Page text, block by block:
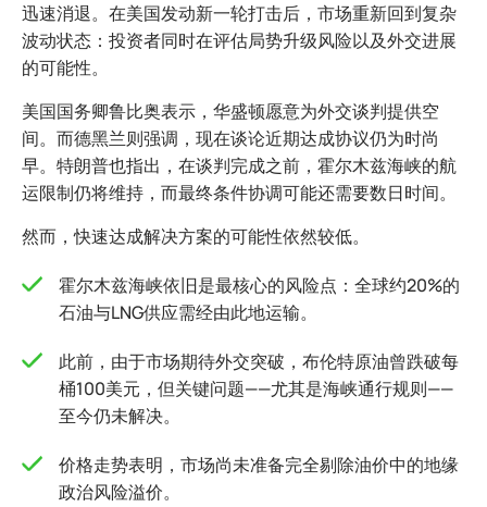
迅速消退。在美国发动新一轮打击后，市场重新回到复杂
波动状态：投资者同时在评估局势升级风险以及外交进展
的可能性。
美国国务卿鲁比奥表示，华盛顿愿意为外交谈判提供空
间。而德黑兰则强调，现在谈论近期达成协议仍为时尚
早。特朗普也指出，在谈判完成之前，霍尔木兹海峡的航
运限制仍将维持，而最终条件协调可能还需要数日时间。
然而，快速达成解决方案的可能性依然较低。
霍尔木兹海峡依旧是最核心的风险点：全球约20%的
石油与LNG供应需经由此地运输。
此前，由于市场期待外交突破，布伦特原油曾跌破每
桶100美元，但关键问题——尤其是海峡通行规则——
至今仍未解决。
价格走势表明，市场尚未准备完全剔除油价中的地缘
政治风险溢价。